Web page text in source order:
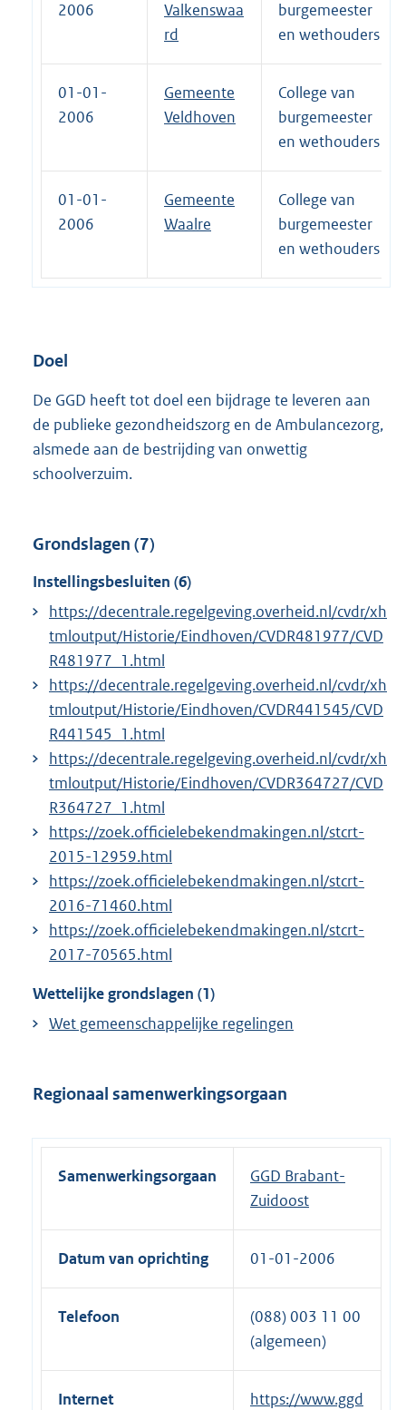
2006
Valkenswaa
rd
burgemeester
en wethouders
01-01-
2006
Gemeente
Veldhoven
College van
burgemeester
en wethouders
01-01-
2006
Gemeente
Waalre
College van
burgemeester
en wethouders
Doel
De GGD heeft tot doel een bijdrage te leveren aan
de publieke gezondheidszorg en de Ambulancezorg,
alsmede aan de bestrijding van onwettig
schoolverzuim.
Grondslagen (7)
Instellingsbesluiten (6)
https://decentrale.regelgeving.overheid.nl/cvdr/xh
tmloutput/Historie/Eindhoven/CVDR481977/CVD
R481977_1.html
https://decentrale.regelgeving.overheid.nl/cvdr/xh
tmloutput/Historie/Eindhoven/CVDR441545/CVD
R441545_1.html
https://decentrale.regelgeving.overheid.nl/cvdr/xh
tmloutput/Historie/Eindhoven/CVDR364727/CVD
R364727_1.html
https://zoek.officielebekendmakingen.nl/stcrt-
2015-12959.html
https://zoek.officielebekendmakingen.nl/stcrt-
2016-71460.html
https://zoek.officielebekendmakingen.nl/stcrt-
2017-70565.html
Wettelijke grondslagen (1)
Wet gemeenschappelijke regelingen
Regionaal samenwerkingsorgaan
Samenwerkingsorgaan
GGD Brabant-
Zuidoost
Datum van oprichting 01-01-2006
Telefoon
(088) 003 11 00
(algemeen)
Internet
E
https://www.ggd